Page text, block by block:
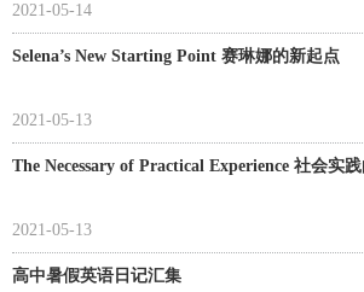
2021-05-14
Selena’s New Starting Point 赛琳娜的新起点
2021-05-13
The Necessary of Practical Experience 社会实
2021-05-13
高中暑假英语日记汇集